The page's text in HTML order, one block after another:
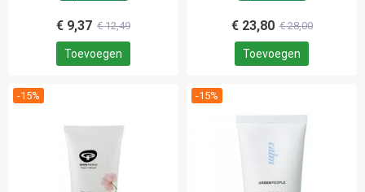
€ 9,37 € 12,49
Toevoegen
€ 23,80 € 28,00
Toevoegen
-15% -15%